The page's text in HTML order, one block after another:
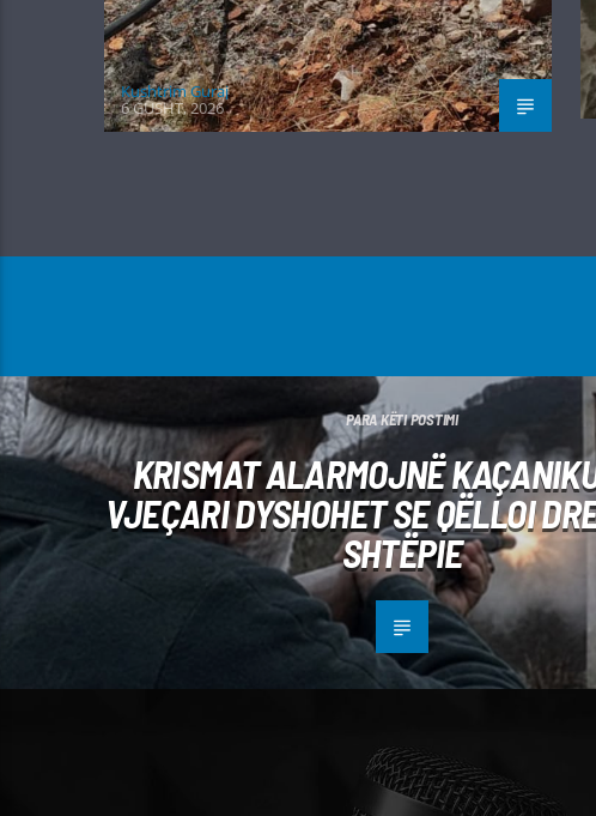
Kushtrim Guraj
6 GUSHT, 2026
PARA KËTI POSTIMI
KRISMAT ALARMOJNË
VJEÇARI DYSHOHET SE QËLLOI
SHTËPIE